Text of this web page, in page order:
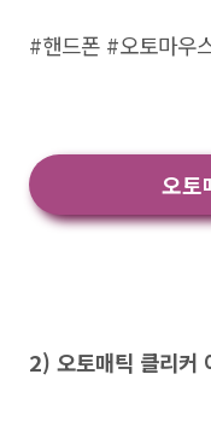
#핸드폰 #오토마우
오토
2) 오토매틱 클리커